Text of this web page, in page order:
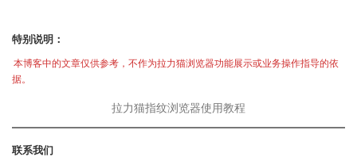
特别说明：
本博客中的文章仅供参考，不作为拉力猫浏览器功能展示或业务操作指导的依
据。
拉力猫指纹浏览器使用教程
联系我们